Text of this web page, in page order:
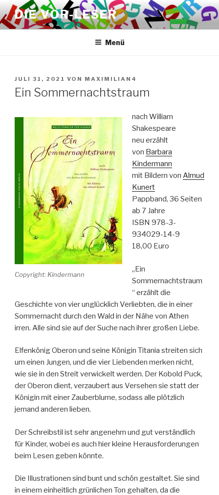
Zum
Inhalt
springen
DIE VOR-LESER
Menü
VERÖFFENTLICHT
AM
JULI 31, 2021 VON MAXIMILIAN4
Ein Sommernachtstraum
Copyright: Kindermann
nach William
Shakespeare
neu erzählt
von Barbara
Kindermann
mit Bildern von Almud
Kunert
Pappband, 36 Seiten
ab 7 Jahre
ISBN 978-3-
934029-14-9
18,00 Euro
„Ein
Sommernachtstraum
“ erzählt die
Geschichte von vier unglücklich Verliebten, die in einer
Sommernacht durch den Wald in der Nähe von Athen
irren. Alle sind sie auf der Suche nach ihrer großen Liebe.
Elfenkönig Oberon und seine Königin Titania streiten sich
um einen Jungen, und die vier Liebenden merken nicht,
wie sie in den Streit verwickelt werden. Der Kobold Puck,
der Oberon dient, verzaubert aus Versehen sie statt der
Königin mit einer Zauberblume, sodass alle plötzlich
jemand anderen lieben.
Der Schreibstil ist sehr angenehm und gut verständlich
für Kinder, wobei es auch hier kleine Herausforderungen
beim Lesen geben könnte.
Die Illustrationen sind bunt und schön gestaltet. Sie sind
in einem einheitlich grünlichen Ton gehalten, da die